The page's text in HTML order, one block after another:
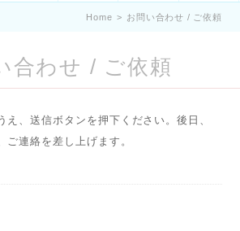
Home > お問い合わせ / ご依頼
合わせ / ご依頼
え、送信ボタンを押下ください。後日、
ご連絡を差し上げます。